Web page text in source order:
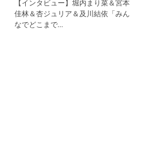
【インタビュー】堀内まり菜＆宮本
佳林＆杏ジュリア＆及川結依「みん
なでどこまで…